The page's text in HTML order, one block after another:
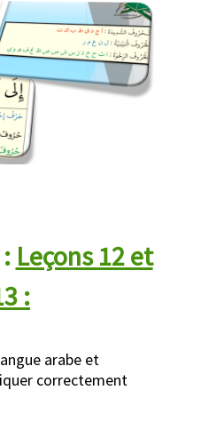
Leçons 12 et
:
arabe et
correctement